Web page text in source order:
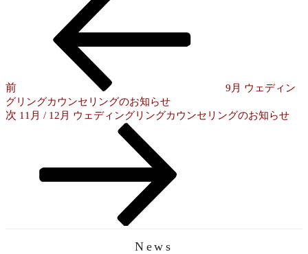
ゲ
ー
前
9月 ウェディン
グリングカウンセリングのお知らせ
次
次 11月 / 12月 ウェディングリングカウンセリングのお知らせ
News